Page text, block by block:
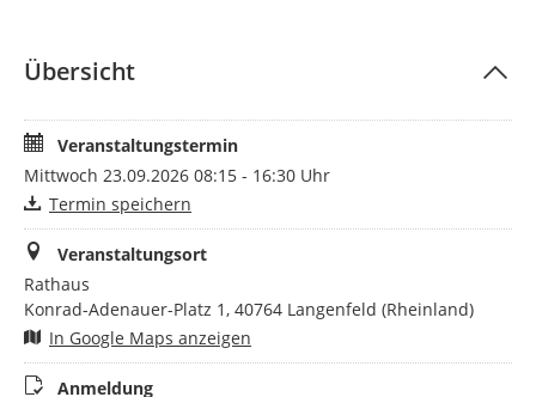
Welche Umsetzungsmöglichkeiten gibt es im Kita-Alltag oder
Jugendfreizeiteinrichtungen / Freizeitangeboten? Wieviel
Selbstbestimmung räumen wir Kindern ein? Wie können
unterschiedliche Interessen und Bedürfnisse sinnvoll in
Entscheidungen berücksichtigt werden? Wie kann eine
Als Referentin konnten wir wieder Nora Jaffan gewinnen, die
einen großen Erfahrungsschatz als Erzieherin, Motopädin,
Master in interdisziplinärer Motologie, Ergotherapie und
Physiotherapie sowie Leiterin eines Therapiezentrums
mitbringt. Ebenso arbeitete sie als Lehrerin in einer Schule
und ist ganzheitliche Lerntrainerin in eigener Praxis sowie
Übersicht
Veranstaltungstermin
Mittwoch 23.09.2026 08:15 - 16:30 Uhr
Termin speichern
Veranstaltungsort
Rathaus
Konrad-Adenauer-Platz 1, 40764 Langenfeld (Rheinland)
In Google Maps anzeigen
Anmeldung